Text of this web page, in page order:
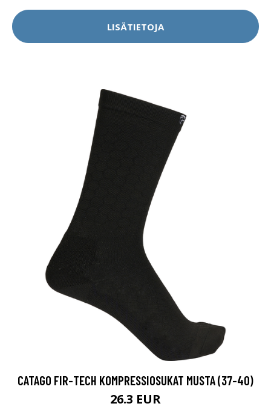
LISÄTIETOJA
CATAGO FIR-TECH KOMPRESSIOSUKAT MUSTA (37-40)
26.3 EUR